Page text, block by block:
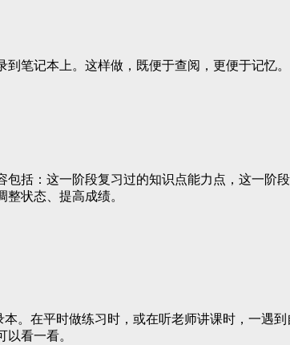
笔记本上。这样做，既便于查阅，更便于记忆。
括：这一阶段复习过的知识点能力点，这一阶
状态、提高成绩。
在平时做练习时，或在听老师讲课时，一遇到
看一看。